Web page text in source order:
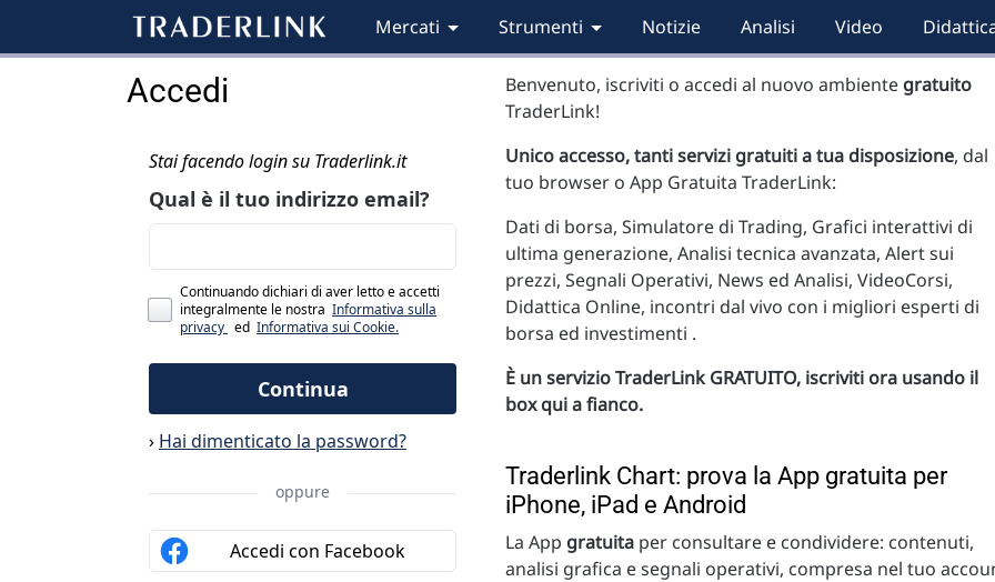
Mercati Strumenti Notizie Analisi Video
Accedi Benvenuto, iscriviti o accedi al nuovo ambiente gratuito
TraderLink!
Unico accesso, tanti servizi gratuiti a tua disposizione, dal
tuo browser o App Gratuita TraderLink:
Dati di borsa, Simulatore di Trading, Grafici interattivi di
ultima generazione, Analisi tecnica avanzata, Alert sui
prezzi, Segnali Operativi, News ed Analisi, VideoCorsi,
Didattica Online, incontri dal vivo con i migliori esperti di
borsa ed investimenti .
È un servizio TraderLink GRATUITO, iscriviti ora usando il
box qui a fianco.
Traderlink Chart: prova la App gratuita per
iPhone, iPad e Android
La App gratuita per consultare e condividere: contenuti,
analisi grafica e segnali operativi, compresa nel tuo